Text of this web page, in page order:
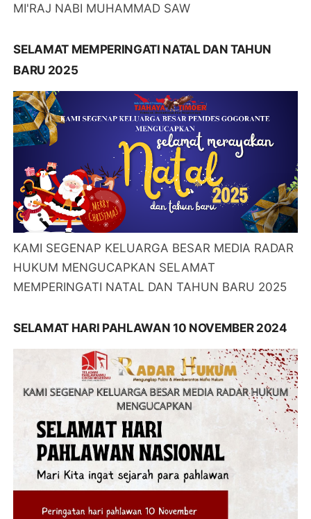
MI'RAJ NABI MUHAMMAD SAW
SELAMAT MEMPERINGATI NATAL DAN TAHUN
BARU 2025
KAMI SEGENAP KELUARGA BESAR MEDIA RADAR
HUKUM MENGUCAPKAN SELAMAT
MEMPERINGATI NATAL DAN TAHUN BARU 2025
SELAMAT HARI PAHLAWAN 10 NOVEMBER 2024